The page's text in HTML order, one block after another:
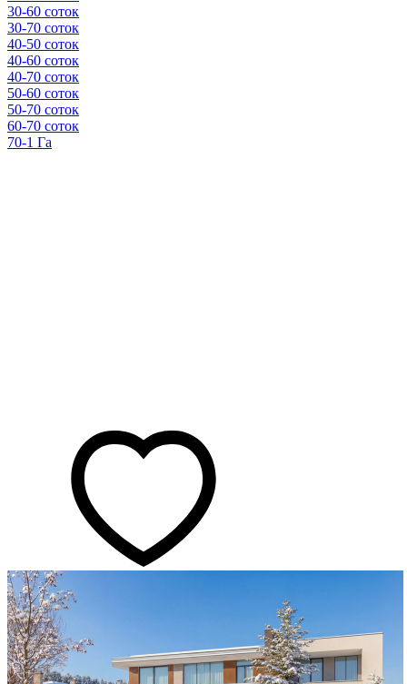
30-60 соток
30-70 соток
40-50 соток
40-60 соток
40-70 соток
50-60 соток
50-70 соток
60-70 соток
70-1 Га